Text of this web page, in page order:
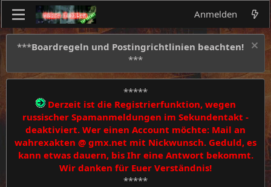
Anmelden
***Boardregeln und Postingrichtlinien beachten!
***
*****
Derzeit ist die Registrierfunktion, wegen
russischer Spamanmeldungen im Sekundentakt -
deaktiviert. Wer einen Account möchte: Mail an
wahrexakten @ gmx.net mit Nickwunsch. Geduld, es
kann etwas dauern, bis Ihr eine Antwort bekommt.
Wir danken für Euer Verständnis!
*****